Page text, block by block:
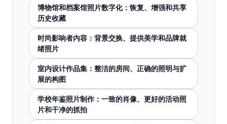
博物馆和档案馆照片数字化：恢复、增强和共享
历史收藏
时尚影响者内容：背景交换、提供美学和品牌就
绪照片
室内设计作品集：整洁的房间、正确的照明与扩
展的构图
学校年鉴照片制作：一致的肖像、更好的活动照
片和干净的抓拍